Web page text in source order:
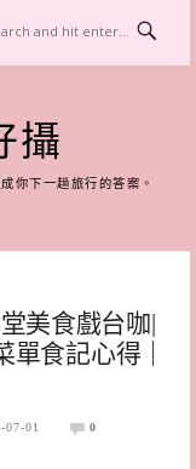
攝
你下一趟旅行的答案。
美食戲台咖|
單食記心得｜
07-01 0